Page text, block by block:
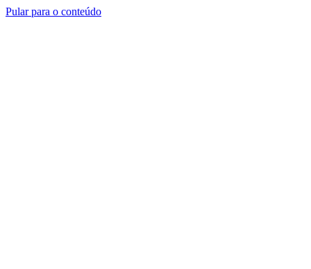
Pular para o conteúdo